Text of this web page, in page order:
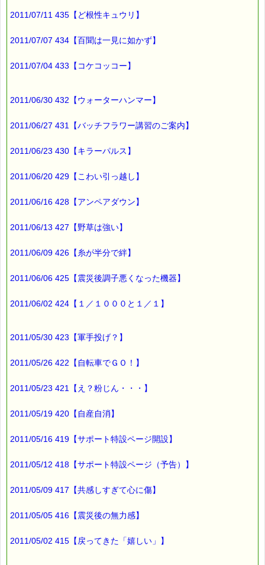
∞∞∞∞∞∞∞∞∞∞∞∞∞∞∞∞∞∞∞∞∞∞∞∞∞∞∞∞∞∞∞∞∞
このメールマガジンのバックナンバーはこちらです
→https://pass-thyme.com/special/maga_back2011.asp
購読解除はこちらからできます
バッチフラワー レメディに出会えて良かった！！
───────────────────────────────
発行責任者：店長 千葉るみこ
*****@pass-thyme.com
2011/07/11 435【ど根性キュウリ】
2011/07/07 434【百聞は一見に如かず】
2011/07/04 433【コケコッコー】
2011/06/30 432【ウォーターハンマー】
2011/06/27 431【バッチフラワー講習のご案内】
2011/06/23 430【キラーパルス】
2011/06/20 429【こわい引っ越し】
2011/06/16 428【アンペアダウン】
2011/06/13 427【野草は強い】
2011/06/09 426【糸が半分で絆】
2011/06/06 425【震災後調子悪くなった機器】
2011/06/02 424【１／１０００と１／１】
2011/05/30 423【軍手投げ？】
2011/05/26 422【自転車でＧＯ！】
2011/05/23 421【え？粉じん・・・】
2011/05/19 420【自産自消】
2011/05/16 419【サポート特設ページ開設】
2011/05/12 418【サポート特設ページ（予告）】
2011/05/09 417【共感しすぎて心に傷】
2011/05/05 416【震災後の無力感】
2011/05/02 415【戻ってきた「嬉しい」】